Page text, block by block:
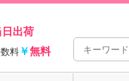
日出荷
料 ￥無料